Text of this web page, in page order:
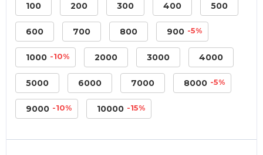
100 200 300 400 500
600 700 800 900 -5%
1000 -10% 2000 3000 4000
5000 6000 7000 8000 -5%
9000 -10% 10000 -15%